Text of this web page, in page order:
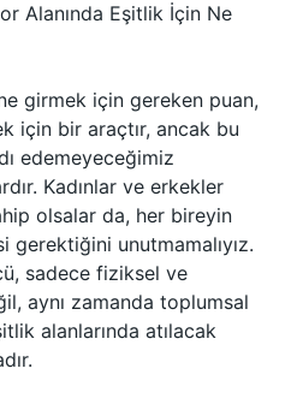
Alanında Eşitlik İçin Ne
girmek için gereken puan,
için bir araçtır, ancak bu
edemeyeceğimiz
Kadınlar ve erkekler
olsalar da, her bireyin
gerektiğini unutmamalıyız.
sadece fiziksel ve
aynı zamanda toplumsal
alanlarında atılacak